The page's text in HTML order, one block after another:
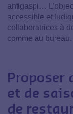
antigaspi…
accessible et
collaboratrices à
comme au bureau.
Proposer
et de
de